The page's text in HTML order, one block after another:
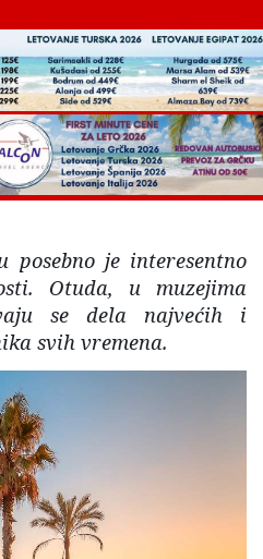
posebno je interesentno
Otuda, u muzejima
se dela najvećih i
svih vremena.